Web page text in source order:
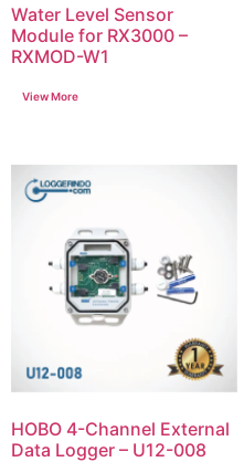
Water Level Sensor
Module for RX3000 –
RXMOD-W1
HOBO 4-Channel External
Data Logger – U12-008